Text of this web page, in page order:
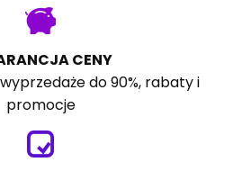
CENY
do 90%, rabaty i
promocje